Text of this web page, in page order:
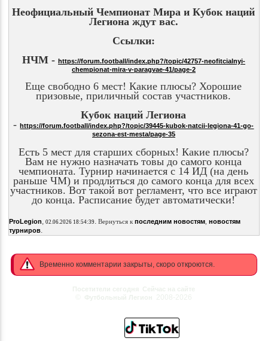
Неофициальный Чемпионат Мира и Кубок наций
Легиона ждут вас.
Ссылки:
НЧМ - https://forum.football/index.php?/topic/42757-neofitcialnyi-
chempionat-mira-v-paragvae-41/page-2
Еще свободно 6 мест! Какие плюсы? Хорошие
призовые, приличный состав участников.
Кубок наций Легиона
-https://forum.football/index.php?/topic/39445-kubok-natcii-legiona-41-go-
sezona-est-mesta/page-35
Есть 5 мест для старших сборных! Какие плюсы?
Вам не нужно назначать товы до самого конца
чемпионата. Турнир начинается с 14 ИД (на день
раньше ЧМ) и продлиться до самого конца для всех
участников. Вот такой вот регламент, что все играют
до конца. Расписание будет автоматически!
ProLegion, 02.06.2026 18:54:39. Вернуться к последним новостям, новостям
турниров.
Временно комментарии закрыты, скоро откроются.